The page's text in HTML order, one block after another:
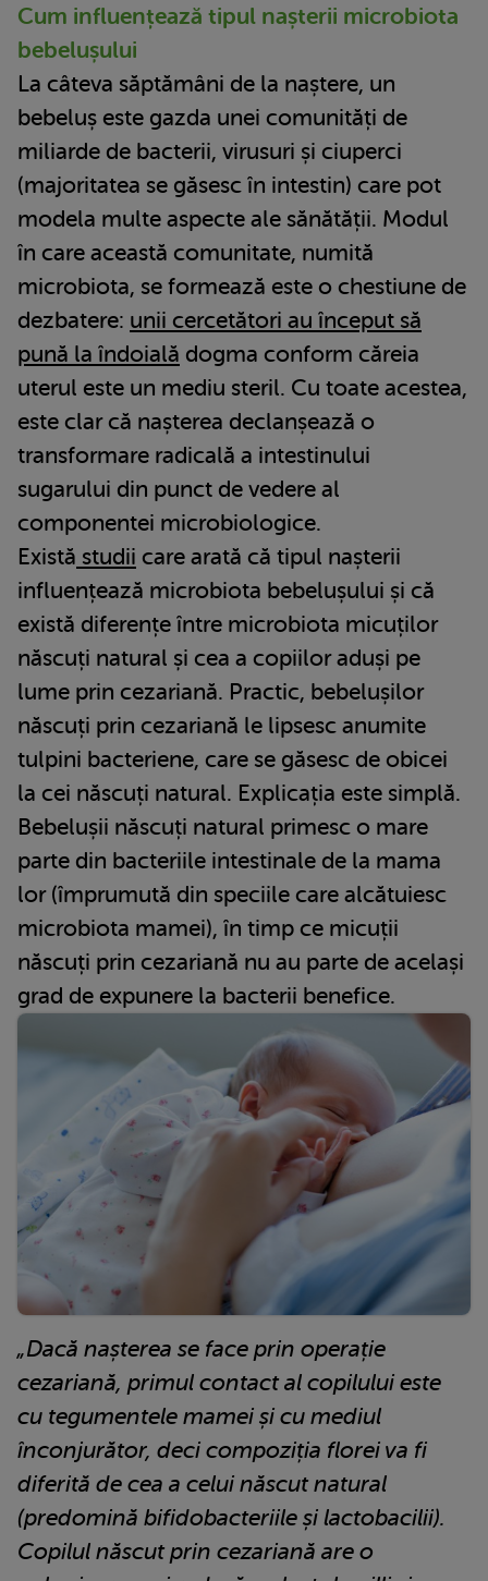
Cum influențează tipul nașterii microbiota
bebelușului
La câteva săptămâni de la naștere, un
bebeluș este gazda unei comunități de
miliarde de bacterii, virusuri și ciuperci
(majoritatea se găsesc în intestin) care pot
modela multe aspecte ale sănătății. Modul
în care această comunitate, numită
microbiota, se formează este o chestiune de
dezbatere: unii cercetători au început să
pună la îndoială dogma conform căreia
uterul este un mediu steril. Cu toate acestea,
este clar că nașterea declanșează o
transformare radicală a intestinului
sugarului din punct de vedere al
componentei microbiologice.
Există studii care arată că tipul nașterii
influențează microbiota bebelușului și că
există diferențe între microbiota micuților
născuți natural și cea a copiilor aduși pe
lume prin cezariană. Practic, bebelușilor
născuți prin cezariană le lipsesc anumite
tulpini bacteriene, care se găsesc de obicei
la cei născuți natural. Explicația este simplă.
Bebelușii născuți natural primesc o mare
parte din bacteriile intestinale de la mama
lor (împrumută din speciile care alcătuiesc
microbiota mamei), în timp ce micuții
născuți prin cezariană nu au parte de același
grad de expunere la bacterii benefice.
„Dacă nașterea se face prin operație
cezariană, primul contact al copilului este
cu tegumentele mamei și cu mediul
înconjurător, deci compoziția florei va fi
diferită de cea a celui născut natural
(predomină bifidobacteriile și lactobacilii).
Copilul născut prin cezariană are o